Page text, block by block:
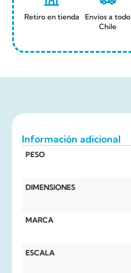
Retiro en tienda
Envíos a todo
Chile
Información adicional
PESO
DIMENSIONES
MARCA
ESCALA